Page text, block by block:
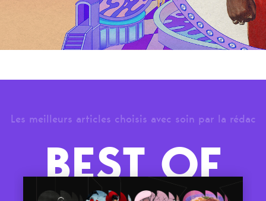
Les meilleurs articles choisis avec soin par la rédac
BEST OF